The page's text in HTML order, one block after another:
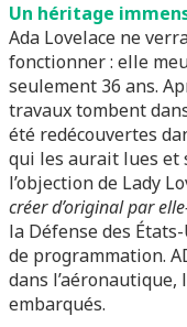
Un héritage
Ada Lovelace ne
fonctionner : elle
seulement 36 ans.
travaux tombent
été redécouvertes
qui les aurait lues et
l’objection de Lady
créer d’original par
la Défense des
de programmation.
dans
embarqués.